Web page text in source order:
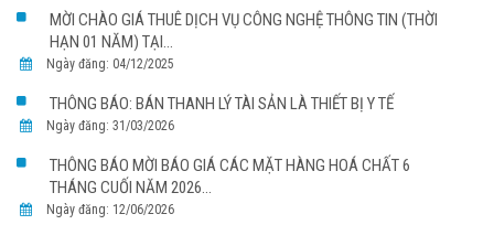
MỜI CHÀO GIÁ THUÊ DỊCH VỤ CÔNG NGHỆ THÔNG TIN (THỜI
HẠN 01 NĂM) TẠI...
Ngày đăng: 04/12/2025
THÔNG BÁO: BÁN THANH LÝ TÀI SẢN LÀ THIẾT BỊ Y TẾ
Ngày đăng: 31/03/2026
THÔNG BÁO MỜI BÁO GIÁ CÁC MẶT HÀNG HOÁ CHẤT 6
THÁNG CUỐI NĂM 2026...
Ngày đăng: 12/06/2026